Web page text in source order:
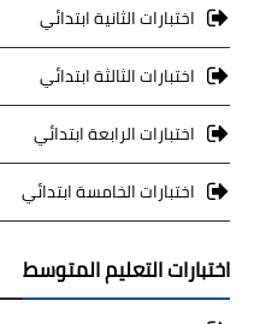
اختبارات الثانية ابتدائي
اختبارات الثالثة ابتدائي
اختبارات الرابعة ابتدائي
اختبارات الخامسة ابتدائي
اختبارات التعليم المتوسط